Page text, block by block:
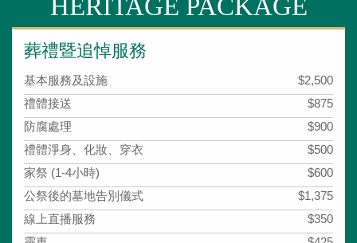
葬禮暨追悼服務
基本服務及設施
$2,500
禮體接送
$875
防腐處理
$900
禮體淨身、化妝、穿衣
$500
家祭 (1-4小時)
$600
公祭後的墓地告別儀式
$1,375
線上直播服務
$350